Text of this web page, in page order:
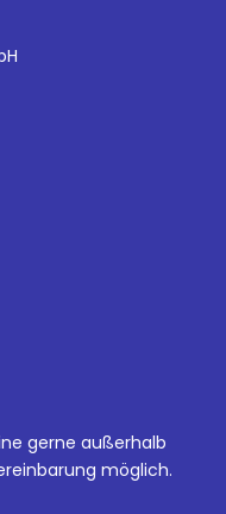
gerne außerhalb
möglich.